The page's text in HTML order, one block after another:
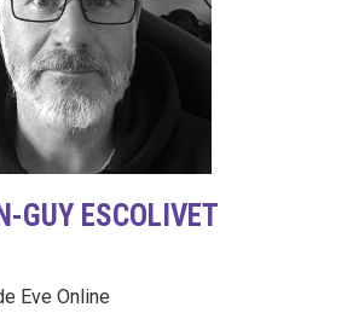
GUY ESCOLIVET
Eve Online